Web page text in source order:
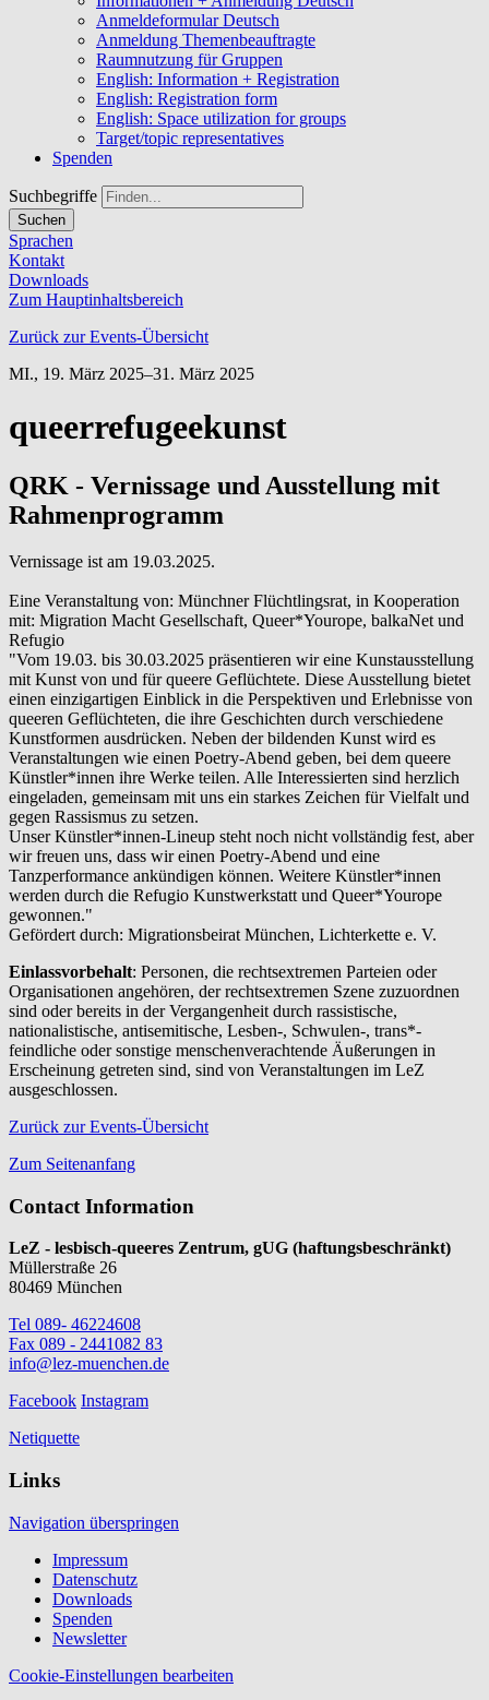
Anmeldeformular Deutsch
Anmeldung Themenbeauftragte
Raumnutzung für Gruppen
English: Information + Registration
English: Registration form
English: Space utilization for groups
Target/topic representatives
Spenden
Suchbegriffe
Suchen
Sprachen
Kontakt
Downloads
Zum Hauptinhaltsbereich
Zurück zur Events-Übersicht
MI., 19. März 2025–31. März 2025
queerrefugeekunst
QRK - Vernissage und Ausstellung mit
Rahmenprogramm
Vernissage ist am 19.03.2025.
Eine Veranstaltung von: Münchner Flüchtlingsrat, in Kooperation
mit: Migration Macht Gesellschaft, Queer*Yourope, balkaNet und
Refugio
"Vom 19.03. bis 30.03.2025 präsentieren wir eine Kunstausstellung
mit Kunst von und für queere Geflüchtete. Diese Ausstellung bietet
einen einzigartigen Einblick in die Perspektiven und Erlebnisse von
queeren Geflüchteten, die ihre Geschichten durch verschiedene
Kunstformen ausdrücken. Neben der bildenden Kunst wird es
Veranstaltungen wie einen Poetry-Abend geben, bei dem queere
Künstler*innen ihre Werke teilen. Alle Interessierten sind herzlich
eingeladen, gemeinsam mit uns ein starkes Zeichen für Vielfalt und
gegen Rassismus zu setzen.
Unser Künstler*innen-Lineup steht noch nicht vollständig fest, aber
wir freuen uns, dass wir einen Poetry-Abend und eine
Tanzperformance ankündigen können. Weitere Künstler*innen
werden durch die Refugio Kunstwerkstatt und Queer*Yourope
gewonnen."
Gefördert durch: Migrationsbeirat München, Lichterkette e. V.
Einlassvorbehalt: Personen, die rechtsextremen Parteien oder
Organisationen angehören, der rechtsextremen Szene zuzuordnen
sind oder bereits in der Vergangenheit durch rassistische,
nationalistische, antisemitische, Lesben-, Schwulen-, trans*-
feindliche oder sonstige menschenverachtende Äußerungen in
Erscheinung getreten sind, sind von Veranstaltungen im LeZ
ausgeschlossen.
Zurück zur Events-Übersicht
Zum Seitenanfang
Contact Information
LeZ - lesbisch-queeres Zentrum, gUG (haftungsbeschränkt)
Müllerstraße 26
80469 München
Tel 089- 46224608
Fax 089 - 2441082 83
info@lez-muenchen.de
Facebook Instagram
Netiquette
Links
Navigation überspringen
Impressum
Datenschutz
Downloads
Spenden
Newsletter
Cookie-Einstellungen bearbeiten